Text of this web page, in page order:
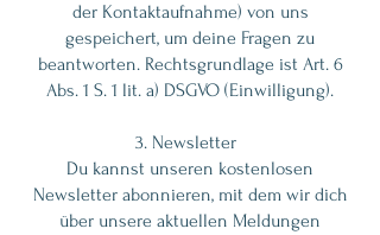
der Kontaktaufnahme) von uns
gespeichert, um deine Fragen zu
beantworten. Rechtsgrundlage ist Art. 6
Abs. 1 S. 1 lit. a) DSGVO (Einwilligung).
3. Newsletter
Du kannst unseren kostenlosen
Newsletter abonnieren, mit dem wir dich
über unsere aktuellen Meldungen